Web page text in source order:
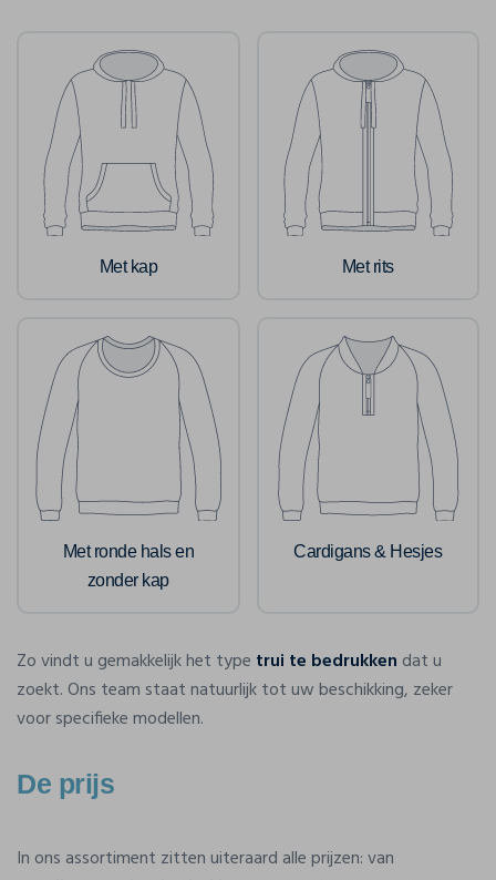
Met kap Met rits
Met ronde hals en
zonder kap
Cardigans & Hesjes
Zo vindt u gemakkelijk het type trui te bedrukken dat u
zoekt. Ons team staat natuurlijk tot uw beschikking, zeker
voor specifieke modellen.
De prijs
In ons assortiment zitten uiteraard alle prijzen: van